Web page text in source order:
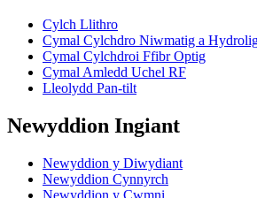
Cylch Llithro
Cymal Cylchdro Niwmatig a
Cymal Cylchdroi Ffibr Optig
Cymal Amledd Uchel RF
Lleolydd Pan-tilt
Newyddion Ingiant
Newyddion y Diwydiant
Newyddion Cynnyrch
Newyddion y Cwmni